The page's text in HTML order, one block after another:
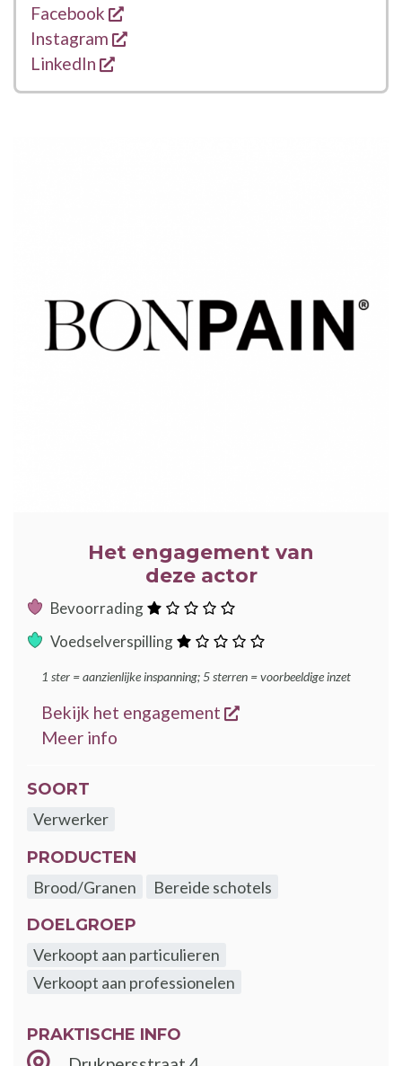
Facebook
opent een nieuw venster
Instagram
opent een nieuw venster
LinkedIn
opent een nieuw venster
Het engagement van
deze actor
Bevoorrading
Voedselverspilling
1 ster = aanzienlijke inspanning; 5 sterren = voorbeeldige inzet
Bekijk het engagement
opent een nieuw
Meer info
SOORT
Verwerker
PRODUCTEN
Brood/Granen
Bereide schotels
DOELGROEP
Verkoopt aan particulieren
Verkoopt aan professionelen
PRAKTISCHE INFO